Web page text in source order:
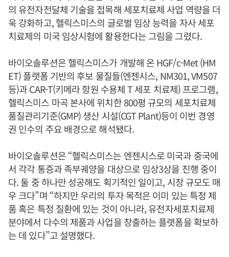
의 유전자전달체 기술을 접목해 세포치료제 사업 역량을 더
욱 강화하고, 헬릭스미스의 글로벌 임상 능력을 자사 세포
치료제의 미국 임상시험에 활용한다는 그림을 그렸다.
바이오솔루션은 헬릭스미스가 개발해 온 HGF/c-Met (HM
ET) 플랫폼 기반의 후보 물질들(엔젠시스, NM301, VM507
등)과 CAR-T(키메라 항원 수용체 T 세포 치료제) 프로그램,
헬릭스미스 마곡 본사에 위치한 800평 규모의 세포치료제
품질관리기준(GMP) 생산 시설(CGT Plant)등이 이번 경영
권 인수의 주요 배경으로 해석됐다.
바이오솔루션은 “헬릭스미스는 엔젠시스로 미국과 중국에
서 각각 통증과 족부궤양을 대상으로 임상3상을 진행 중이
다. 둘 중 하나만 성공해도 획기적인 일이고, 시장 규모도 매
우 크다”며 “하지만 우리의 투자 목적은 이미 있는 특정 제
품 혹은 특정 질환에 있는 것이 아니라, 유전자세포치료제
분야에서 다수의 제품과 사업을 창출하는 플랫폼을 확보하
는 데 있다”고 설명했다.